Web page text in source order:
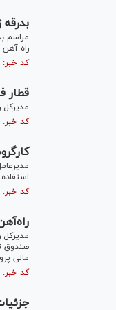
راه آهن
کد خبر: ۴۸۵۰۰۳۸ تاریخ انتشار : ۱۴۰۴/۰۵/۱۴
قطار
مدیرکل راه‌آهن شمال ۲ از راه اندازی قطار
کد خبر: ۴۸۴۳۱۲۲ تاریخ انتشار : ۱۴۰۴/۰۴/۰۳
کد خبر: ۴۸۰۲۲۷۰ تاریخ انتشار : ۱۴۰۳/۰۸/۱۴
راه‌آهن
مالی پروژه،
کد خبر: ۴۷۸۲۷۸۸ تاریخ انتشار : ۱۴۰۳/۰۴/۲۱